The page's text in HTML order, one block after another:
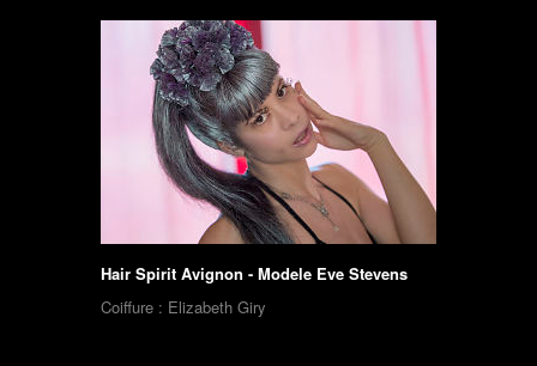
Hair Spirit Avignon - Modele Eve Stevens
Coiffure : Elizabeth Giry